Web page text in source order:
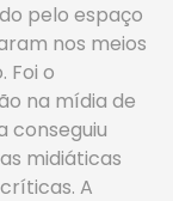
pelo espaço
nos meios
Foi o
na mídia de
conseguiu
midiáticas
A